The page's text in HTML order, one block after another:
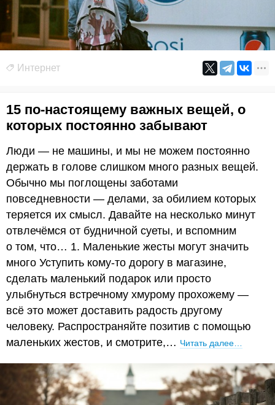
Интернет
15 по-настоящему важных вещей, о
которых постоянно забывают
Люди — не машины, и мы не можем постоянно
держать в голове слишком много разных вещей.
Обычно мы поглощены заботами
повседневности — делами, за обилием которых
теряется их смысл. Давайте на несколько минут
отвлечёмся от будничной суеты, и вспомним
о том, что… 1. Маленькие жесты могут значить
много Уступить кому-то дорогу в магазине,
сделать маленький подарок или просто
улыбнуться встречному хмурому прохожему —
всё это может доставить радость другому
человеку. Распространяйте позитив с помощью
маленьких жестов, и смотрите,… Читать далее…